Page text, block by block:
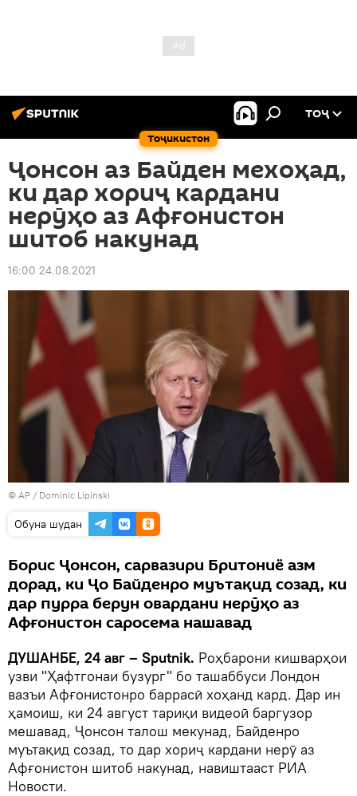
Тоҷикистон
ТОҶ
Ҷонсон аз Байден мехоҳад,
ки дар хориҷ кардани
нерӯҳо аз Афғонистон
шитоб накунад
16:00 24.08.2021
© AP / Dominic Lipinski
Обуна шудан
Борис Ҷонсон, сарвазири Бритониё азм
дорад, ки Ҷо Байденро муътақид созад, ки
дар пурра берун овардани нерӯҳо аз
Афғонистон саросема нашавад
ДУШАНБЕ, 24 авг – Sputnik. Роҳбарони кишварҳои
узви "Ҳафтгонаи бузург" бо ташаббуси Лондон
вазъи Афғонистонро баррасӣ хоҳанд кард. Дар ин
ҳамоиш, ки 24 август тариқи видеоӣ баргузор
мешавад, Ҷонсон талош мекунад, Байденро
муътақид созад, то дар хориҷ кардани нерӯ аз
Афғонистон шитоб накунад, навиштааст РИА
Новости.